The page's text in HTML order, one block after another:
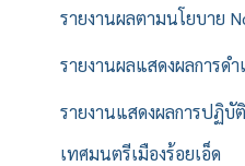
รายงานผลตามนโยบาย
รายงานผลแสดงผลการด
รายงานแสดงผลการปฏิบั
เทศมนตรีเมืองร้อยเอ็ด